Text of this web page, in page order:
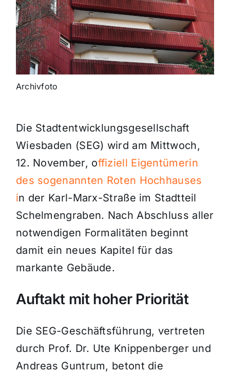
Archivfoto
Die Stadtentwicklungsgesellschaft
Wiesbaden (SEG) wird am Mittwoch,
12. November, offiziell Eigentümerin
des sogenannten Roten Hochhauses
in der Karl-Marx-Straße im Stadtteil
Schelmengraben. Nach Abschluss aller
notwendigen Formalitäten beginnt
damit ein neues Kapitel für das
markante Gebäude.
Auftakt mit hoher Priorität
Die SEG-Geschäftsführung, vertreten
durch Prof. Dr. Ute Knippenberger und
Andreas Guntrum, betont die